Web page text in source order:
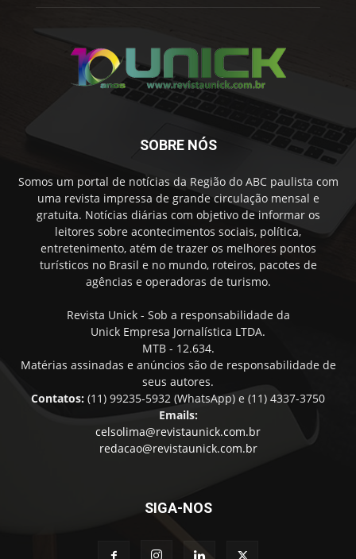
SOBRE NÓS
Somos um portal de notícias da Região do ABC paulista com
uma revista impressa de grande circulação mensal e
gratuita. Notícias diárias com objetivo de informar os
leitores sobre acontecimentos sociais, política,
entretenimento, atém de trazer os melhores pontos
turísticos no Brasil e no mundo, roteiros, pacotes de
agências e operadoras de turismo.
Revista Unick - Sob a responsabilidade da
Unick Empresa Jornalística LTDA.
MTB - 12.634.
Matérias assinadas e anúncios são de responsabilidade de
seus autores.
Contatos: (11) 99235-5932 (WhatsApp) e (11) 4337-3750
Emails:
celsolima@revistaunick.com.br
redacao@revistaunick.com.br
SIGA-NOS